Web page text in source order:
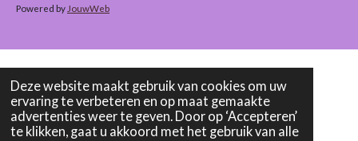
Deze website maakt gebruik van cookies om uw
ervaring te verbeteren en op maat gemaakte
advertenties weer te geven. Door op ‘Accepteren’
te klikken, gaat u akkoord met het gebruik van alle
Powered by JouwWeb